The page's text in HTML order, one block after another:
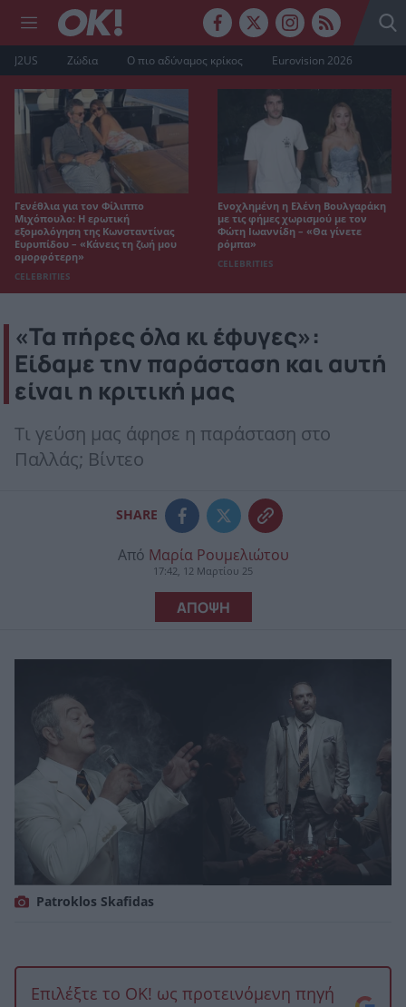
J2US Ζώδια Ο πιο αδύναμος κρίκος Eurovision 2026
Γενέθλια για τον Φίλιππο
Μιχόπουλο: Η ερωτική
εξομολόγηση της Κωνσταντίνας
Ευρυπίδου – «Κάνεις τη ζωή μου
ομορφότερη»
CELEBRITIES
Ενοχλημένη η Ελένη Βουλγαράκη
με τις φήμες χωρισμού με τον
Φώτη Ιωαννίδη – «Θα γίνετε
ρόμπα»
CELEBRITIES
«Τα πήρες όλα κι έφυγες»:
Είδαμε την παράσταση και αυτή
είναι η κριτική μας
Τι γεύση μας άφησε η παράσταση στο
Παλλάς; Βίντεο
SHARE
Από Μαρία Ρουμελιώτου
17:42, 12 Μαρτίου 25
ΑΠΟΨΗ
Patroklos Skafidas
Επιλέξτε το OK! ως προτεινόμενη πηγή